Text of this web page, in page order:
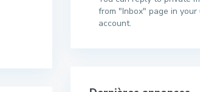
from "Inbox" page in your
account.